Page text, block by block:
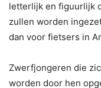
letterlijk en figuurlijk
zullen worden
dan voor fietsers in
Zwerfjongeren die
worden door hen